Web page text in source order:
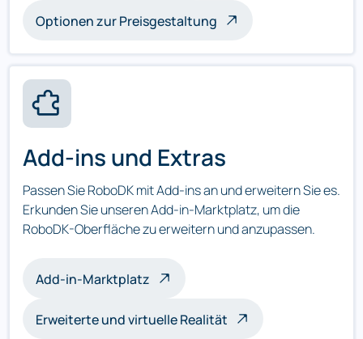
Optionen zur Preisgestaltung
Add-ins und Extras
Passen Sie RoboDK mit Add-ins an und erweitern Sie es.
Erkunden Sie unseren Add-in-Marktplatz, um die
RoboDK-Oberfläche zu erweitern und anzupassen.
Add-in-Marktplatz
Erweiterte und virtuelle Realität